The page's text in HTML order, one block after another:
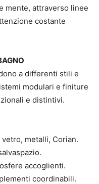
mente, attraverso linee
costante
a differenti stili e
modulari e finiture
e distintivi.
metalli, Corian.
accoglienti.
coordinabili.